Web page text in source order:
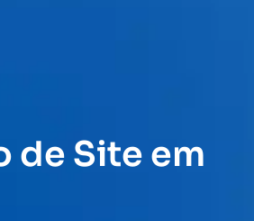
de Site em